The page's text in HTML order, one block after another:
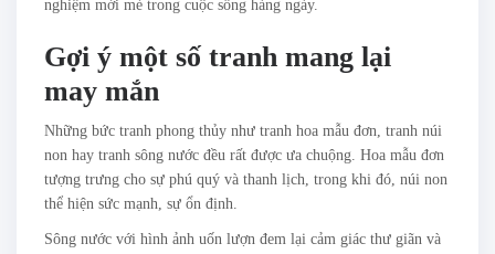
nghiệm mới mẻ trong cuộc sống hàng ngày.
Gợi ý một số tranh mang lại
may mắn
Những bức tranh phong thủy như tranh hoa mẫu đơn, tranh núi
non hay tranh sông nước đều rất được ưa chuộng. Hoa mẫu đơn
tượng trưng cho sự phú quý và thanh lịch, trong khi đó, núi non
thể hiện sức mạnh, sự ổn định.
Sông nước với hình ảnh uốn lượn đem lại cảm giác thư giãn và